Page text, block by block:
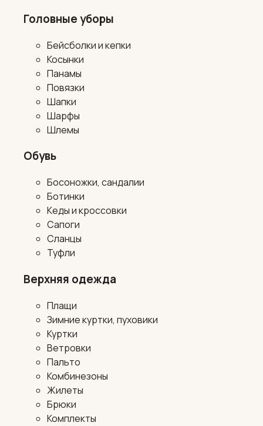
Головные уборы
Бейсболки и кепки
Косынки
Панамы
Повязки
Шапки
Шарфы
Шлемы
Обувь
Босоножки, сандалии
Ботинки
Кеды и кроссовки
Сапоги
Сланцы
Туфли
Верхняя одежда
Плащи
Зимние куртки, пуховики
Куртки
Ветровки
Пальто
Комбинезоны
Жилеты
Брюки
Комплекты